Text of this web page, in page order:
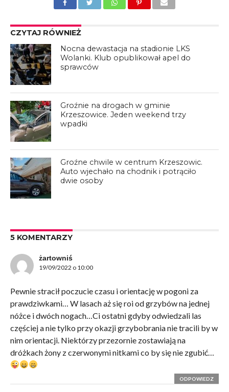
CZYTAJ RÓWNIEŻ
Nocna dewastacja na stadionie LKS
Wolanki. Klub opublikował apel do
sprawców
Groźnie na drogach w gminie
Krzeszowice. Jeden weekend trzy
wpadki
Groźne chwile w centrum Krzeszowic.
Auto wjechało na chodnik i potrąciło
dwie osoby
5 KOMENTARZY
żartowniś
19/09/2022 o 10:00
Pewnie stracił poczucie czasu i orientację w pogoni za
prawdziwkami… W lasach aż się roi od grzybów na jednej
nóżce i dwóch nogach…Ci ostatni gdyby odwiedzali las
częściej a nie tylko przy okazji grzybobrania nie tracili by w
nim orientacji. Niektórzy przezornie zostawiają na
dróżkach żony z czerwonymi nitkami co by się nie zgubić…
ODPOWIEDZ